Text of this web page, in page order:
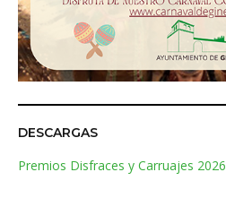
DESCARGAS
Premios Disfraces y Carruajes 2026